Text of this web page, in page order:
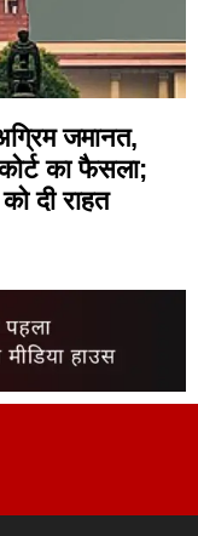
जमानत,
का फैसला;
दी राहत